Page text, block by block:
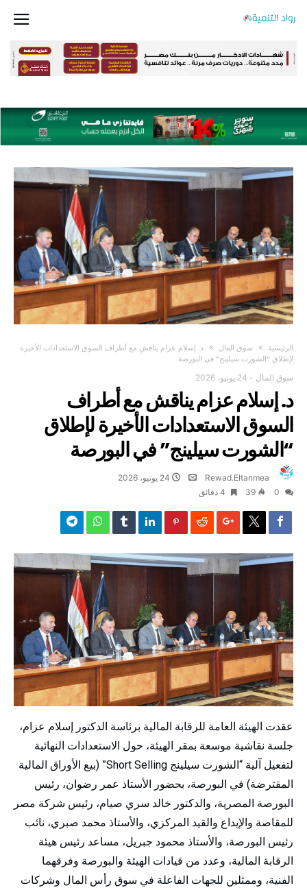
‫الرئيسية‬ سوق المال
د. إسلام عزام يناقش مع أطراف السوق الاستعدادات الأخيرة
لإطلاق “الشورت سيلينج” في البورصة
سوق المال - 24 يونيو، 2026
د. إسلام عزام يناقش مع أطراف
السوق الاستعدادات الأخيرة لإطلاق
“الشورت سيلينج” في البورصة
Rewad.Eltanmea
24 يونيو، 2026
39 4 ‫دقائق‬
عقدت الهيئة العامة للرقابة المالية برئاسة الدكتور إسلام عزام،
جلسة نقاشية موسعة بمقر الهيئة، حول الاستعدادات النهائية
لتفعيل آلية “الشورت سيلينج Short Selling” (بيع الأوراق المالية
المقترضة) في البورصة، بحضور الأستاذ عمر رضوان، رئيس
البورصة المصرية، والدكتور خالد سري صيام، رئيس شركة مصر
للمقاصة والإيداع والقيد المركزي، والأستاذ محمد صبري، نائب
رئيس البورصة، والأستاذ محمود جبريل، مساعد رئيس هيئة
الرقابة المالية، وعدد من قيادات الهيئة والبورصة وفرقهما
الفنية، وممثلين للجهات الفاعلة في سوق رأس المال وشركات